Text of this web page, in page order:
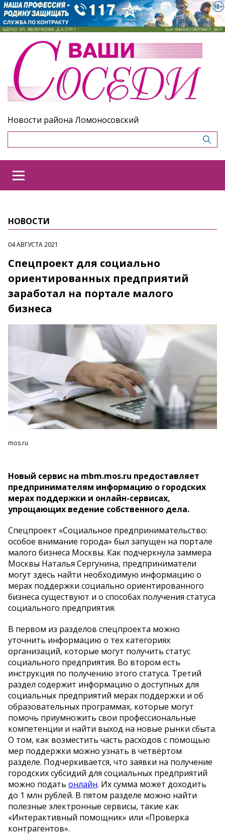
Новости района Ломоносовский
НОВОСТИ
04 АВГУСТА 2021
Спецпроект для социально
ориентированных предприятий
заработал на портале малого
бизнеса
mos.ru
Новый сервис на mbm.mos.ru предоставляет
предпринимателям информацию о городских
мерах поддержки и онлайн-сервисах,
упрощающих ведение собственного дела.
Спецпроект «Социальное предпринимательство:
особое внимание города» был запущен на портале
малого бизнеса Москвы. Как подчеркнула заммера
Москвы Наталья Сергунина, предприниматели
могут здесь найти необходимую информацию о
мерах поддержки социально ориентированного
бизнеса существуют и о способах получения статуса
социального предприятия.
В первом из разделов спецпроекта можно
уточнить информацию о тех категориях
организаций, которые могут получить статус
социального предприятия. Во втором есть
инструкция по получению этого статуса. Третий
раздел содержит информацию о доступных для
социальных предприятий мерах поддержки и об
образовательных программах, которые могут
помочь приумножить свои профессиональные
компетенции и найти выход на новые рынки сбыта.
О том, как возместить часть расходов с помощью
мер поддержки можно узнать в четвёртом
разделе. Подчеркивается, что заявки на получение
городских субсидий для социальных предприятий
можно подать онлайн. Их сумма может доходить
до 1 млн рублей. В пятом разделе можно найти
полезные электронные сервисы, такие как
«Интерактивный помощник» или «Проверка
контрагентов».